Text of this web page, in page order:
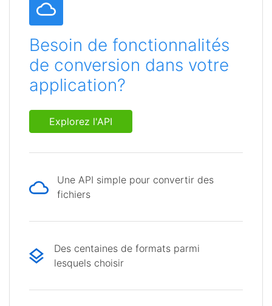
Besoin de fonctionnalités
de conversion dans votre
application?
Explorez l'API
Une API simple pour convertir des
fichiers
Des centaines de formats parmi
lesquels choisir